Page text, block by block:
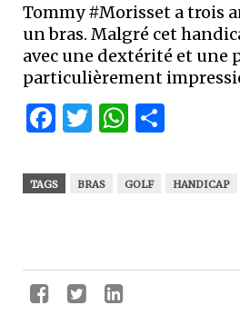
Tommy #Morisset a trois
un bras. Malgré cet
avec une dextérité et une
particulièrement
Facebook
Twitter
TAGS BRAS GOLF HANDICAP